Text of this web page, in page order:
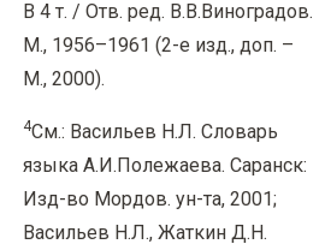
В 4 т. / Отв. ред. В.В.Виноградов.
М., 1956–1961 (2-е изд., доп. –
М., 2000).
4См.: Васильев Н.Л. Словарь
языка А.И.Полежаева. Саранск:
Изд-во Мордов. ун-та, 2001;
Васильев Н.Л., Жаткин Д.Н.